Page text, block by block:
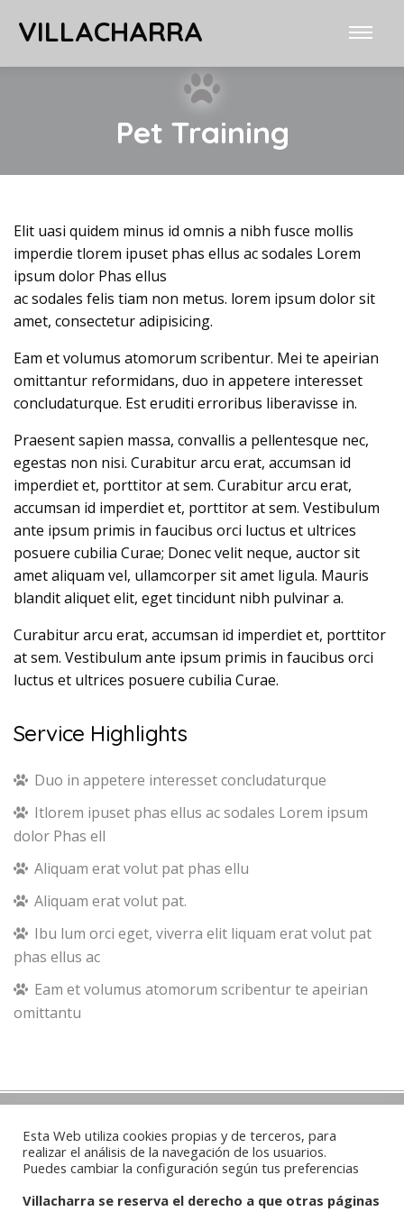
VILLACHARRA
Pet Training
Elit uasi quidem minus id omnis a nibh fusce mollis
imperdie tlorem ipuset phas ellus ac sodales Lorem
ipsum dolor Phas ellus
ac sodales felis tiam non metus. lorem ipsum dolor sit
amet, consectetur adipisicing.
Eam et volumus atomorum scribentur. Mei te apeirian
omittantur reformidans, duo in appetere interesset
concludaturque. Est eruditi erroribus liberavisse in.
Praesent sapien massa, convallis a pellentesque nec,
egestas non nisi. Curabitur arcu erat, accumsan id
imperdiet et, porttitor at sem. Curabitur arcu erat,
accumsan id imperdiet et, porttitor at sem. Vestibulum
ante ipsum primis in faucibus orci luctus et ultrices
posuere cubilia Curae; Donec velit neque, auctor sit
amet aliquam vel, ullamcorper sit amet ligula. Mauris
blandit aliquet elit, eget tincidunt nibh pulvinar a.
Curabitur arcu erat, accumsan id imperdiet et, porttitor
at sem. Vestibulum ante ipsum primis in faucibus orci
luctus et ultrices posuere cubilia Curae.
Service Highlights
Duo in appetere interesset concludaturque
Itlorem ipuset phas ellus ac sodales Lorem ipsum
dolor Phas ell
Aliquam erat volut pat phas ellu
Aliquam erat volut pat.
Ibu lum orci eget, viverra elit liquam erat volut pat
phas ellus ac
Eam et volumus atomorum scribentur te apeirian
omittantu
Contacto
Whatsapp: 625100272/679736373
Esta Web utiliza cookies propias y de terceros, para
realizar el análisis de la navegación de los usuarios.
Puedes cambiar la configuración según tus preferencias
Villacharra se reserva el derecho a que otras páginas